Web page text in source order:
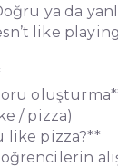
ya da
like
/ pizza)
like pizza?**